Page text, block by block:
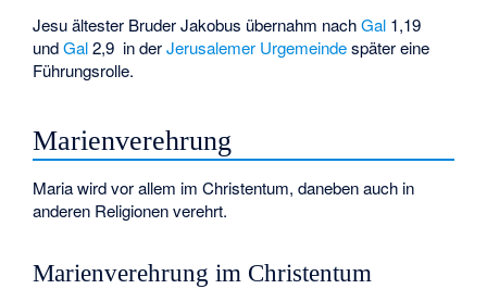
Jesu ältester Bruder Jakobus übernahm nachGal 1,19
undGal2,9 in derJerusalemer Urgemeindespäter eine
Führungsrolle.
Marienverehrung
Maria wird vor allem im Christentum, daneben auch in
anderen Religionen verehrt.
Marienverehrung im Christentum